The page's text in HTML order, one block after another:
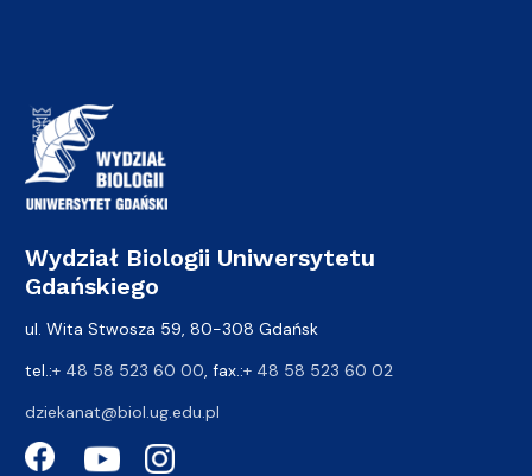
Wydział Biologii Uniwersytetu
Gdańskiego
ul. Wita Stwosza 59, 80-308 Gdańsk
tel.:+ 48 58 523 60 00, fax.:+ 48 58 523 60 02
dziekanat@biol.ug.edu.pl